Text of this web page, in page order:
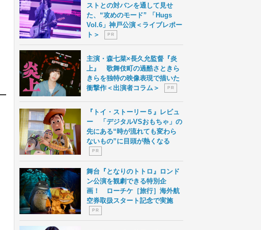
ストとの対バンを通して見せ
た、“攻めのモード” 「Hugs
Vol.6」神戸公演＜ライブレポー
ト＞
P R
主演・森七菜×長久允監督『炎
上』 歌舞伎町の過酷さときら
きらを独特の映像表現で描いた
衝撃作＜出演者コラム＞
P R
『トイ・ストーリー５』レビュ
ー 「デジタルVSおもちゃ」の
先にある“時が流れても変わら
ないもの”に目頭が熱くなる
P R
舞台『となりのトトロ』ロンド
ン公演を観劇できる特別企
画！ ローチケ［旅行］海外航
空券取扱スタート記念で実施
P R